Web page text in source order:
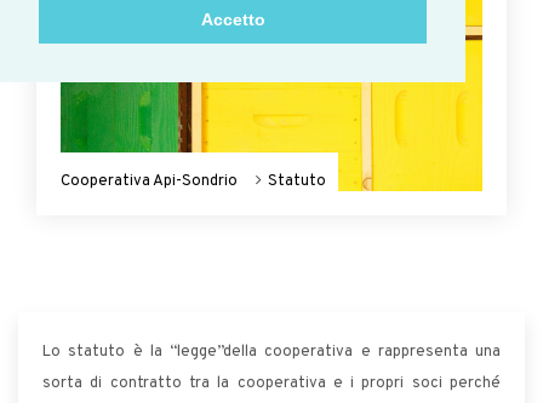
Accetto
Cooperativa Api-Sondrio Statuto
Lo statuto è la “legge”della cooperativa e rappresenta una
sorta di contratto tra la cooperativa e i propri soci perché